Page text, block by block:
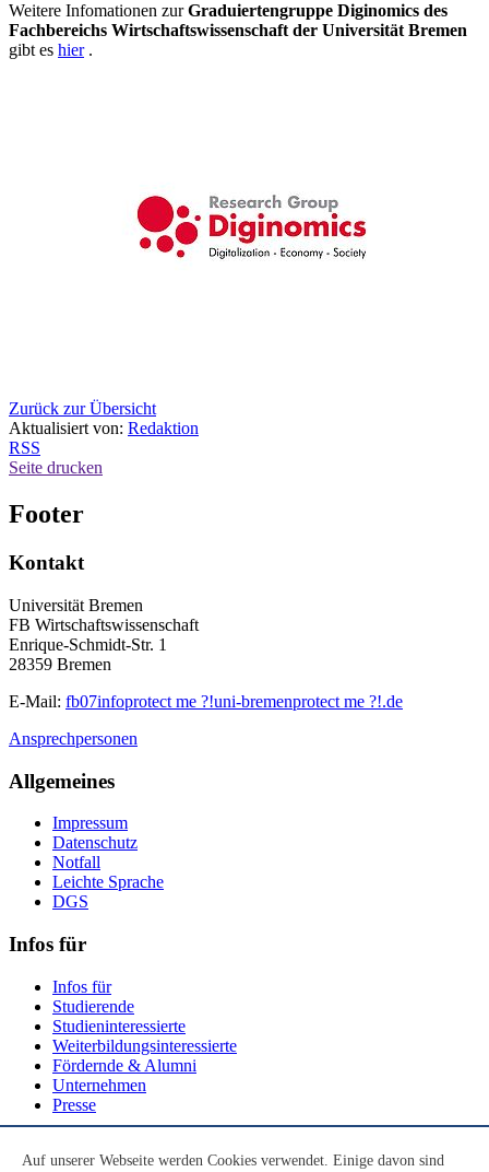
Weitere Infomationen zurGraduiertengruppe Diginomics des
Fachbereichs Wirtschaftswissenschaft der Universität Bremen
gibt es hier.
Zurück zur Übersicht
Aktualisiert von: Redaktion
RSS
Seite drucken
Footer
Kontakt
Universität Bremen
FB Wirtschaftswissenschaft
Enrique-Schmidt-Str. 1
28359 Bremen
E-Mail: fb07infoprotect me ?!uni-bremenprotect me ?!.de
Ansprechpersonen
Allgemeines
Impressum
Datenschutz
Notfall
Leichte Sprache
DGS
Infos für
Infos für
Studierende
Studieninteressierte
Weiterbildungsinteressierte
Fördernde & Alumni
Unternehmen
Presse
Auf unserer Webseite werden Cookies verwendet. Einige davon sind